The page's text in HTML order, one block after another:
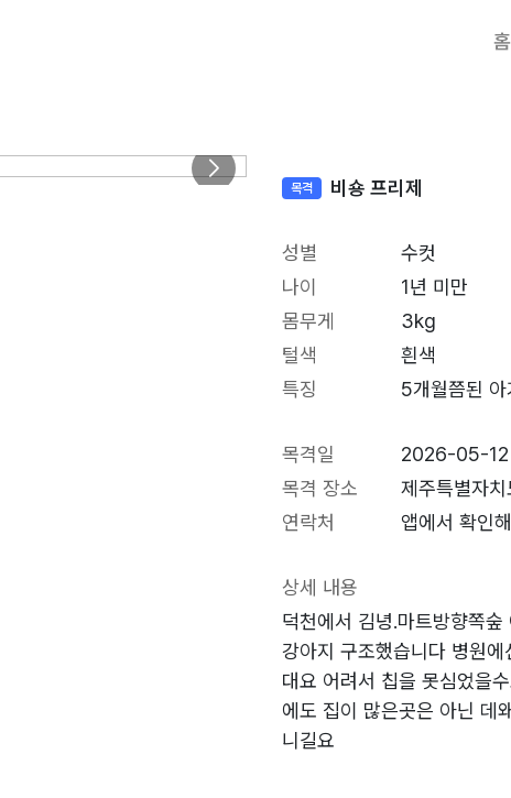
홈
목격 비숑 프리제
성별
수컷
나이
1년 미만
몸무게
3kg
털색
흰색
특징
5개월쯤된
목격일
2026-05-12
목격 장소
제주특별자
연락처
앱에서 확인
상세 내용
덕천에서 김녕.마트방향쪽
강아지 구조했습니다 병원
대요 어려서 칩을 못심었을
에도 집이 많은곳은 아닌 데
니길요